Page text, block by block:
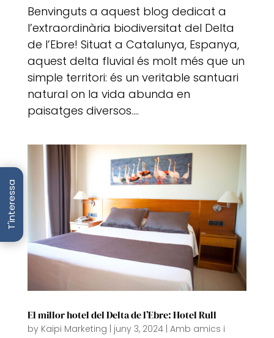
T'interessa
Benvinguts a aquest blog dedicat a
l’extraordinària biodiversitat del Delta
de l’Ebre! Situat a Catalunya, Espanya,
aquest delta fluvial és molt més que un
simple territori: és un veritable santuari
natural on la vida abunda en
paisatges diversos....
El millor hotel del Delta de l’Ebre: Hotel Rull
by Kaipi Marketing | juny 3, 2024| Amb amics i